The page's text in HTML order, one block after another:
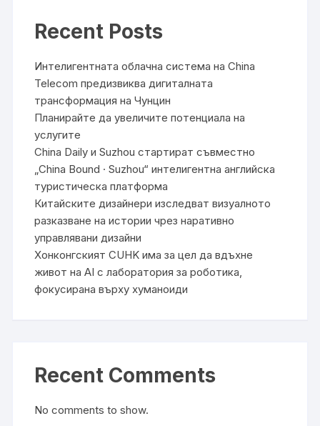
Recent Posts
Интелигентната облачна система на China
Telecom предизвиква дигиталната
трансформация на Чунцин
Планирайте да увеличите потенциала на
услугите
China Daily и Suzhou стартират съвместно
„China Bound · Suzhou“ интелигентна английска
туристическа платформа
Китайските дизайнери изследват визуалното
разказване на истории чрез наративно
управлявани дизайни
Хонконгският CUHK има за цел да вдъхне
живот на AI с лаборатория за роботика,
фокусирана върху хуманоиди
Recent Comments
No comments to show.